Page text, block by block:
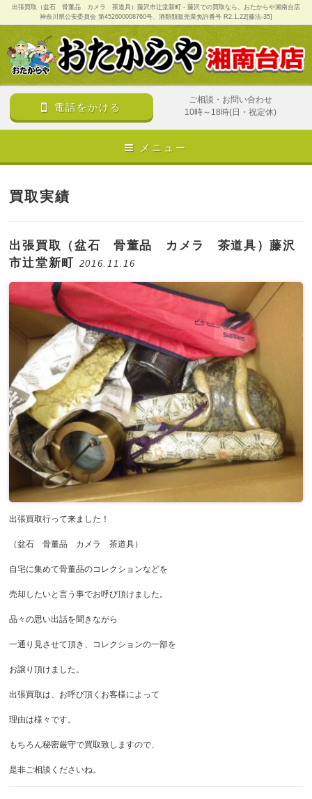
出張買取（盆石 骨董品 カメラ 茶道具）藤沢市辻堂新町 - 藤沢での買取なら、おたからや湘南台店
神奈川県公安委員会 第452600008760号、酒類類販売業免許番号 R2.1.22[藤法-35]
電話をかける
ご相談・お問い合わせ
10時～18時(日・祝定休)
メニュー
買取実績
出張買取（盆石 骨董品 カメラ 茶道具）藤沢
市辻堂新町
2016.11.16
出張買取行って来ました！
（盆石 骨董品 カメラ 茶道具）
自宅に集めて骨董品のコレクションなどを
売却したいと言う事でお呼び頂けました。
品々の思い出話を聞きながら
一通り見させて頂き、コレクションの一部を
お譲り頂けました。
出張買取は、お呼び頂くお客様によって
理由は様々です。
もちろん秘密厳守で買取致しますので、
是非ご相談くださいね。